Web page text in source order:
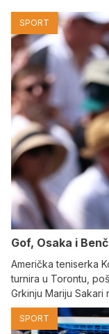
SPORT
Gof, Osaka i
Američka teniserka
turnira u Torontu,
Grkinju Mariju Sakari
SPORT